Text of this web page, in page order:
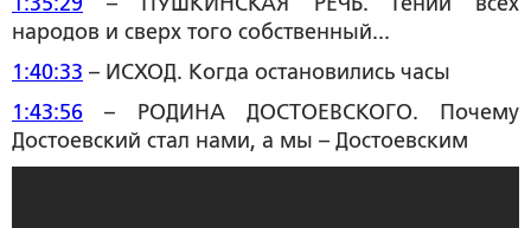
народов и сверх того собственный...
1:40:33 – ИСХОД. Когда остановились часы
1:43:56 – РОДИНА ДОСТОЕВСКОГО. Почему
Достоевский стал нами, а мы – Достоевским